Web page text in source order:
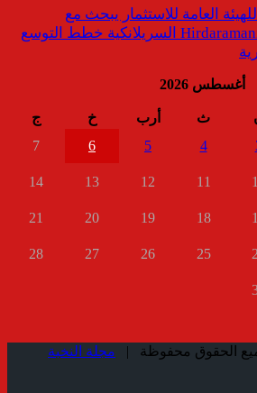
العامة للاستثمار يبحث مع
مجموعة Hirdaramani Group السريلانكية خطط التوسع
أغسطس 2026
ث أرب خ
ج
4
5
6
7
11
12
13
14
18
19
20
21
25
26
27
28
مجلة النخبة